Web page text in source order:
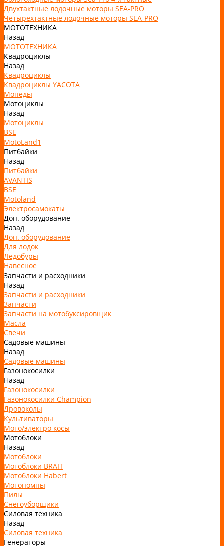
Двухтактные лодочные моторы SEA-PRO
Четырёхтактные лодочные моторы SEA-PRO
МОТОТЕХНИКА
Назад
МОТОТЕХНИКА
Квадроциклы
Назад
Квадроциклы
Квадроциклы YACOTA
Мопеды
Мотоциклы
Назад
Мотоциклы
BSE
MotoLand1
Питбайки
Назад
Питбайки
AVANTIS
BSE
Motoland
Электросамокаты
Доп. оборудование
Назад
Доп. оборудование
Для лодок
Ледобуры
Навесное
Запчасти и расходники
Назад
Запчасти и расходники
Запчасти
Запчасти на мотобуксировщик
Масла
Свечи
Садовые машины
Назад
Садовые машины
Газонокосилки
Назад
Газонокосилки
Газонокосилки Champion
Дровоколы
Культиваторы
Мото/электро косы
Мотоблоки
Назад
Мотоблоки
Мотоблоки BRAIT
Мотоблоки Habert
Мотопомпы
Пилы
Снегоуборщики
Силовая техника
Назад
Силовая техника
Генераторы